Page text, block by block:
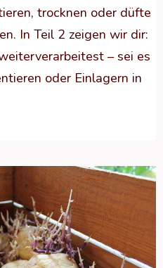
trocknen oder düfte
In Teil 2 zeigen wir dir:
– sei es
oder Einlagern in